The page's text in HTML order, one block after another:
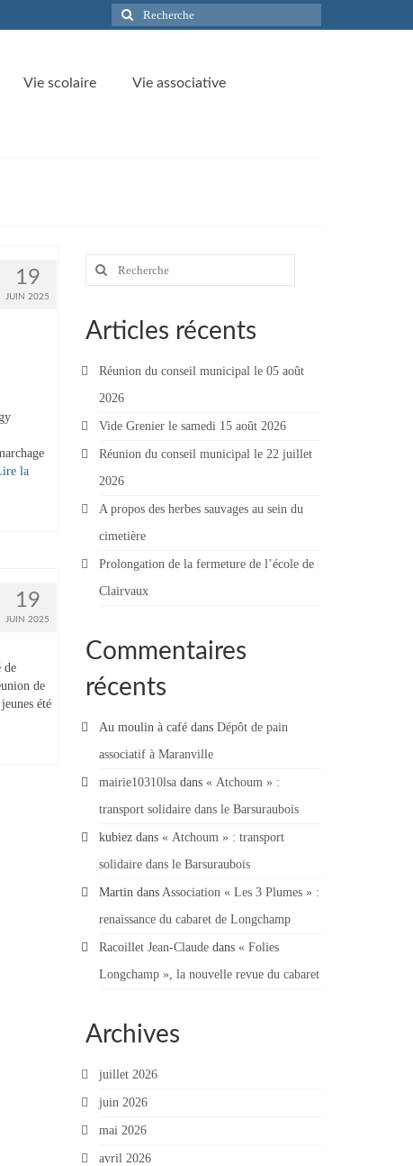
Rechercher
:
Vie scolaire Vie associative
19
JUIN 2025
la
19
JUIN 2025
de
de
été
Rechercher
Articles récents
Réunion du conseil municipal le 05 août
2026
Vide Grenier le samedi 15 août 2026
Réunion du conseil municipal le 22 juillet
2026
A propos des herbes sauvages au sein du
cimetière
Prolongation de la fermeture de l’école de
Clairvaux
Commentaires
récents
Au moulin à cafédans Dépôt de pain
associatif à Maranville
mairie10310lsadans « Atchoum » :
transport solidaire dans le Barsuraubois
kubiezdans « Atchoum » : transport
solidaire dans le Barsuraubois
Martindans Association « Les 3 Plumes » :
renaissance du cabaret de Longchamp
Racoillet Jean-Claudedans « Folies
Longchamp », la nouvelle revue du cabaret
Archives
juillet 2026
juin 2026
mai 2026
avril 2026